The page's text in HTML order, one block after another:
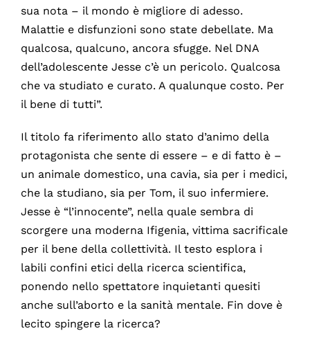
sua nota – il mondo è migliore di adesso.
Malattie e disfunzioni sono state debellate. Ma
qualcosa, qualcuno, ancora sfugge. Nel DNA
dell’adolescente Jesse c’è un pericolo. Qualcosa
che va studiato e curato. A qualunque costo. Per
il bene di tutti”.
Il titolo fa riferimento allo stato d’animo della
protagonista che sente di essere – e di fatto è –
un animale domestico, una cavia, sia per i medici,
che la studiano, sia per Tom, il suo infermiere.
Jesse è “l’innocente”, nella quale sembra di
scorgere una moderna Ifigenia, vittima sacrificale
per il bene della collettività. Il testo esplora i
labili confini etici della ricerca scientifica,
ponendo nello spettatore inquietanti quesiti
anche sull’aborto e la sanità mentale. Fin dove è
lecito spingere la ricerca?